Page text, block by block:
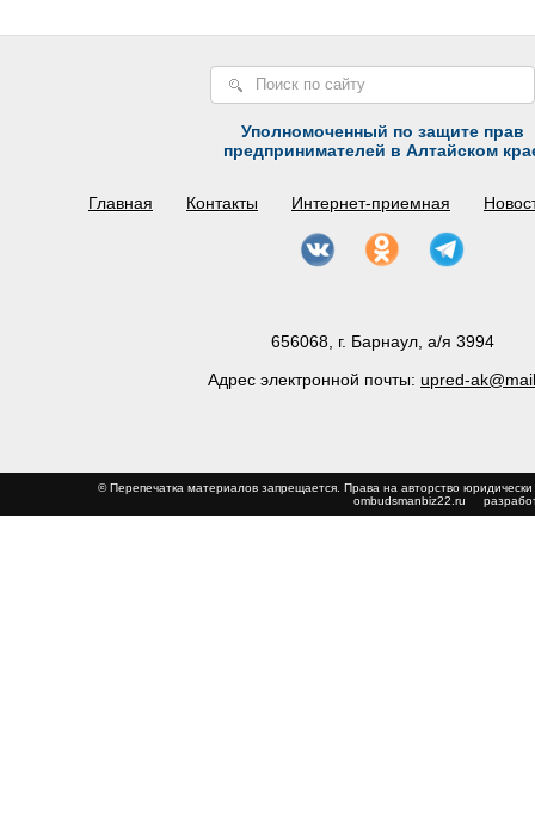
Уполномоченный по защите прав
предпринимателей в Алтайском
Главная Контакты Интернет-приемная
656068, г. Барнаул, а/я 3994
Адрес электронной почты: upred-
© Перепечатка материалов запрещается. Права на авторство
ombudsmanbiz22.ru